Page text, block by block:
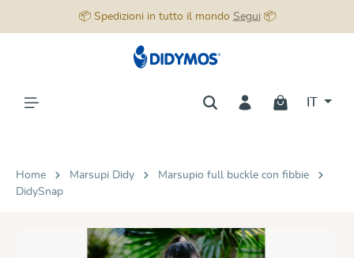
📦 Spedizioni in tutto il mondo Segui📦
Home Marsupi Didy
Marsupio full buckle con fibbie
DidySnap
Salta la galleria di immagini